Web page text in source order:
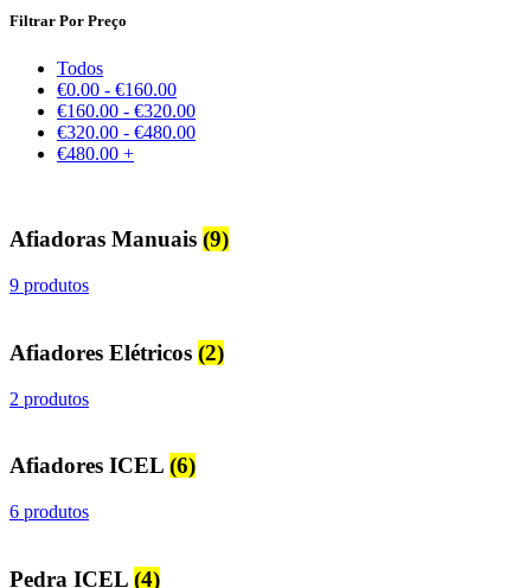
Filtrar Por Preço
Todos
€0.00 - €160.00
€160.00 - €320.00
€320.00 - €480.00
€480.00 +
Afiadoras Manuais (9)
9 produtos
Afiadores Elétricos (2)
2 produtos
Afiadores ICEL (6)
6 produtos
Pedra ICEL (4)